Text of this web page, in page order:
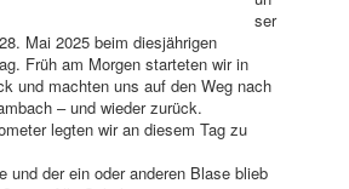
ser
Mai 2025 beim diesjährigen
Früh am Morgen starteten wir in
und machten uns auf den Weg nach
– und wieder zurück.
legten wir an diesem Tag zu
und der ein oder anderen Blase blieb